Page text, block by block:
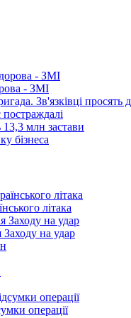
- ЗМІ
Зв'язківці просять
млн застави
бізнеса
літака
на удар
операції